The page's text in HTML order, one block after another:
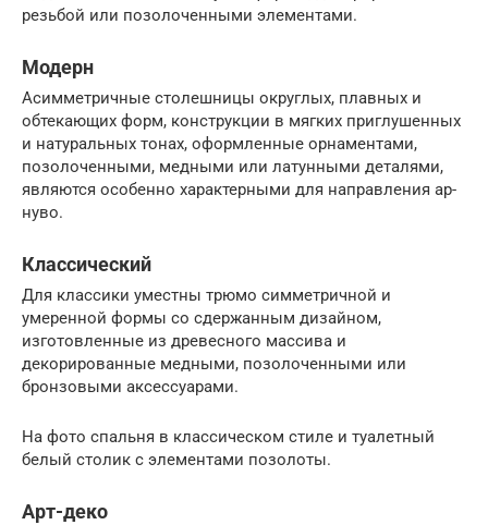
резьбой или позолоченными элементами.
Модерн
Асимметричные столешницы округлых, плавных и
обтекающих форм, конструкции в мягких приглушенных
и натуральных тонах, оформленные орнаментами,
позолоченными, медными или латунными деталями,
являются особенно характерными для направления ар-
нуво.
Классический
Для классики уместны трюмо симметричной и
умеренной формы со сдержанным дизайном,
изготовленные из древесного массива и
декорированные медными, позолоченными или
бронзовыми аксессуарами.
На фото спальня в классическом стиле и туалетный
белый столик с элементами позолоты.
Арт-деко